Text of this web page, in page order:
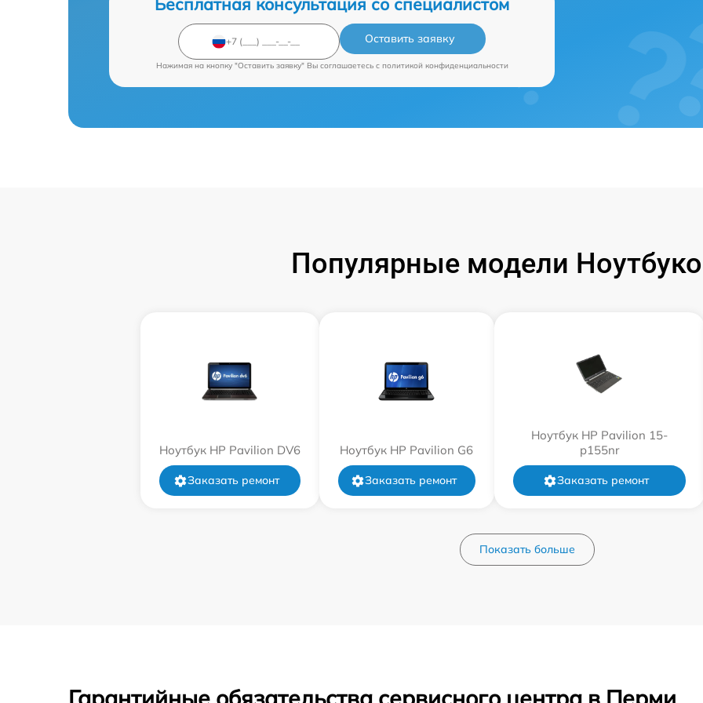
Оставить заявку
Нажимая на кнопку "Оставить заявку" Вы соглашаетесь c политикой конфиденциальности
Популярные модели
Ноутбук HP Pavilion DV6
Заказать ремонт
Ноутбук HP Pavilion G6
Заказать ремонт
Ноутбук HP Pavilion 15-
p155nr
Заказать ремонт
Показать больше